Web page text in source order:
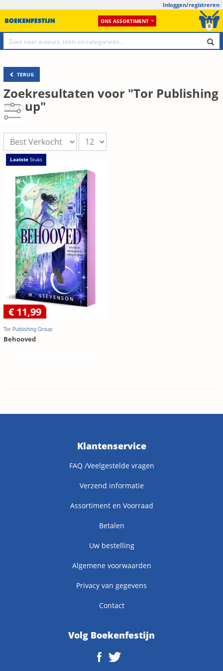
Inloggen/registreren
ONS ASSORTIMENT
0
TERUG
Zoekresultaten voor "Tor Publishing
Group"
LaatsteStuks
€ 11,99
Tor Publishing Group
Behooved
Klantenservice
FAQ /Veelgestelde vragen
Verzend informatie
Assortiment en Voorraad
Betalen
Uw bestelling
Algemene voorwaarden
Privacy van gegevens
Contact
Volg Boekenfestijn